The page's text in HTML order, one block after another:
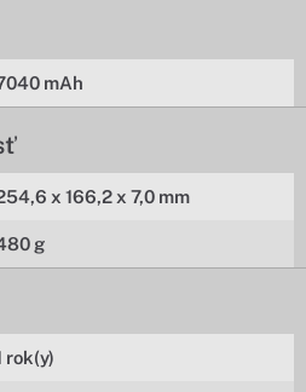
mAh
x 166,2 x 7,0 mm
g
rok(y)